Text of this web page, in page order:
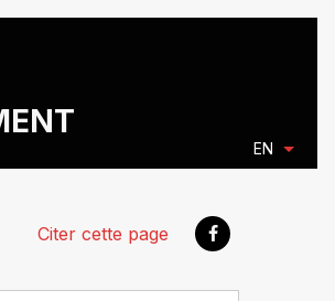
EN
Citer cette page